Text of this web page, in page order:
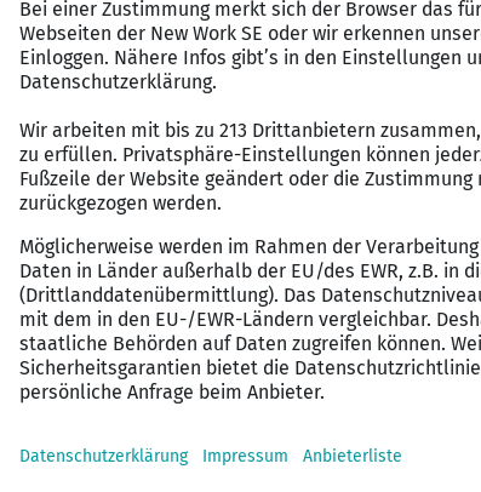
Gebäudeentwürfen. Für den weiteren
Teamleitung der Modularen Planung in
eines Teams im Bereich Modulare
Mentoring und Entwicklung der
Projektierung spannender Hochbauprojekte
Manufacturing
Erarbeiten von Gebäuderastern,
gewerkeübergreifender
interdisziplinären Planungsteams
Einbringen Ihrer Planungs- und